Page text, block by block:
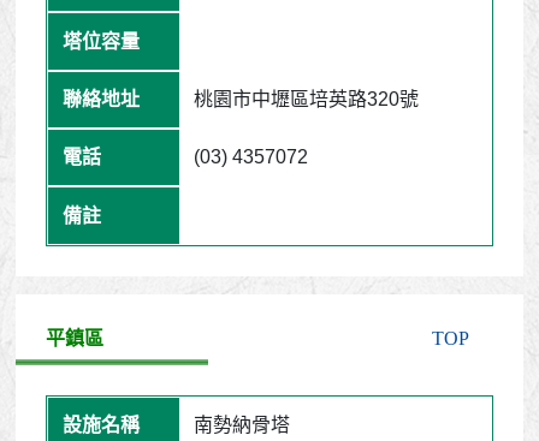
桃園市中壢區培英路320號
(03) 4357072
平鎮區 TOP
南勢納骨塔